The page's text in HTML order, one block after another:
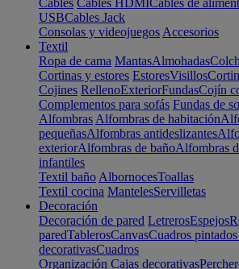
Cables Cables HDMICables de
USBCables Jack
Consolas y videojuegos Accesorios
Textil
Ropa de cama MantasAlmohadas
Cortinas y estores EstoresVisillos
Cojines RellenoExteriorFundasCojín
Complementos para sofás Fundas de
Alfombras Alfombras de habitación
pequeñasAlfombras antideslizantes
exteriorAlfombras de bañoAlfombras
infantiles
Textil baño AlbornocesToallas
Textil cocina MantelesServilletas
Decoración
Decoración de pared LetrerosEspejos
paredTablerosCanvasCuadros
decorativasCuadros
Organización Cajas decorativas